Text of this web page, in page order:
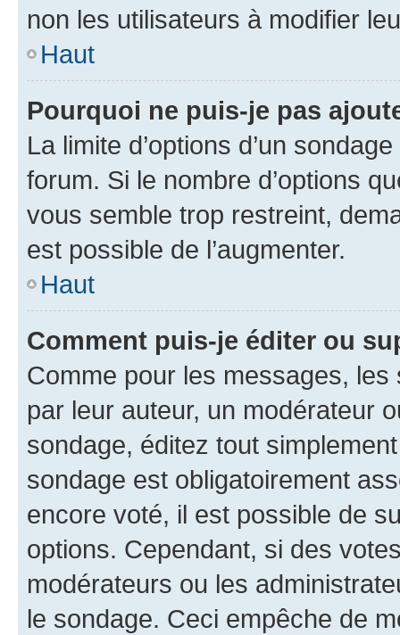
non les utilisateurs à modifier
Haut
Pourquoi ne puis-je pas
La limite d’options d’un
forum. Si le nombre d’options
vous semble trop restreint,
est possible de l’augmenter.
Haut
Comment puis-je éditer ou
Comme pour les messages,
par leur auteur, un modérateur
sondage, éditez tout
sondage est obligatoirement
encore voté, il est possible de
options. Cependant, si des
modérateurs ou les
le sondage. Ceci empêche de